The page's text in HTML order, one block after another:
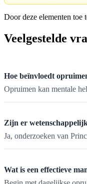
Door deze elementen toe
Veelgestelde
Hoe beïnvloedt
Opruimen kan mentale
Zijn er
Ja, onderzoeken van
Wat is een effectieve